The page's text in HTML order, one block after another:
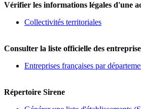
Vérifier les informations légales d'une
Collectivités territoriales
Consulter la liste officielle des
Entreprises françaises par
Répertoire Sirene